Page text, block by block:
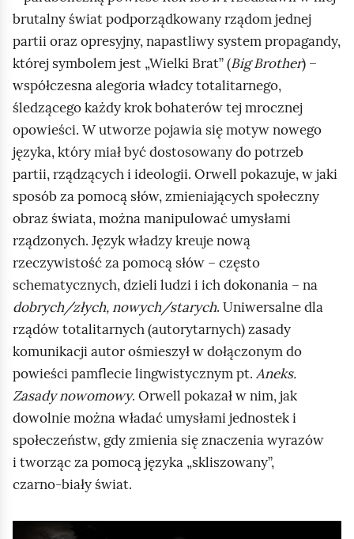
brutalny świat podporządkowany rządom jednej
partii oraz opresyjny, napastliwy system propagandy,
której symbolem jest „Wielki Brat” (Big Brother) –
współczesna alegoria władcy totalitarnego,
śledzącego każdy krok bohaterów tej mrocznej
opowieści. W utworze pojawia się motyw nowego
języka, który miał być dostosowany do potrzeb
partii, rządzących i ideologii. Orwell pokazuje, w jaki
sposób za pomocą słów, zmieniających społeczny
obraz świata, można manipulować umysłami
rządzonych. Język władzy kreuje nową
rzeczywistość za pomocą słów – często
schematycznych, dzieli ludzi i ich dokonania – na
dobrych/złych, nowych/starych. Uniwersalne dla
rządów totalitarnych (autorytarnych) zasady
komunikacji autor ośmieszył w dołączonym do
powieści pamflecie lingwistycznym pt. Aneks.
Zasady nowomowy. Orwell pokazał w nim, jak
dowolnie można władać umysłami jednostek i
społeczeństw, gdy zmienia się znaczenia wyrazów
i tworząc za pomocą języka „skliszowany”,
czarno‑biały świat.